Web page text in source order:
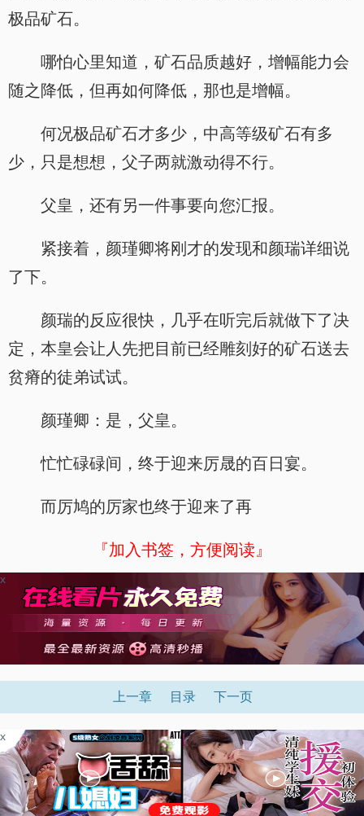
极品矿石。
哪怕心里知道，矿石品质越好，增幅能力会
随之降低，但再如何降低，那也是增幅。
何况极品矿石才多少，中高等级矿石有多
少，只是想想，父子两就激动得不行。
父皇，还有另一件事要向您汇报。
紧接着，颜瑾卿将刚才的发现和颜瑞详细说
了下。
颜瑞的反应很快，几乎在听完后就做下了决
定，本皇会让人先把目前已经雕刻好的矿石送去
贫瘠的徒弟试试。
颜瑾卿：是，父皇。
忙忙碌碌间，终于迎来厉晟的百日宴。
而厉鸠的厉家也终于迎来了再
『加入书签，方便阅读』
x
上一章 目录 下一页
x